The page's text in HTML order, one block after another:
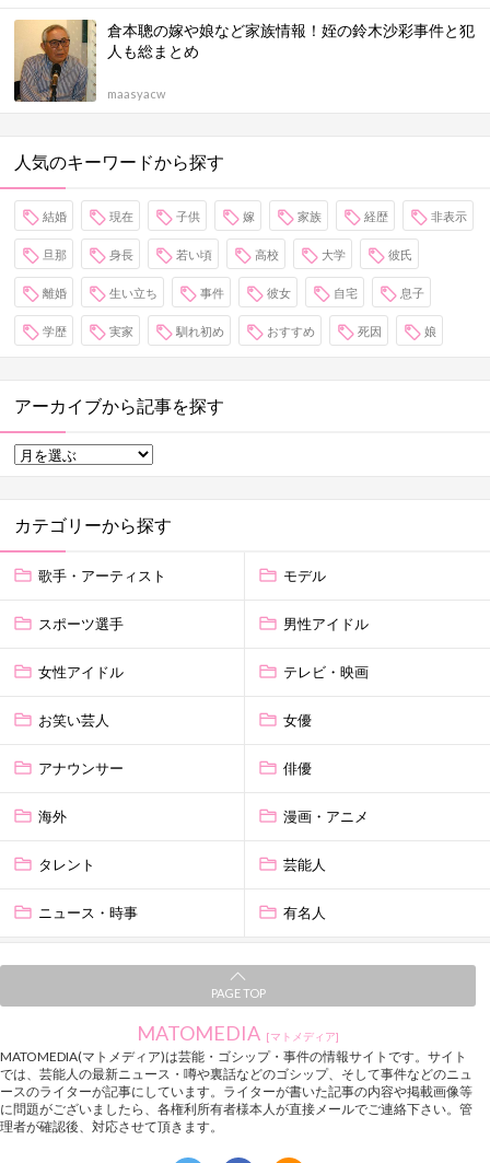
倉本聰の嫁や娘など家族情報！姪の鈴木沙彩事件と犯
人も総まとめ
maasyacw
人気のキーワードから探す
結婚 現在 子供 嫁 家族 経歴 非表示
旦那 身長 若い頃 高校 大学 彼氏
離婚 生い立ち 事件 彼女 自宅 息子
学歴 実家 馴れ初め おすすめ 死因 娘
アーカイブから記事を探す
カテゴリーから探す
歌手・アーティスト モデル
スポーツ選手 男性アイドル
女性アイドル テレビ・映画
お笑い芸人 女優
アナウンサー 俳優
海外 漫画・アニメ
タレント 芸能人
ニュース・時事 有名人
PAGE TOP
MATOMEDIA [マトメディア]
MATOMEDIA(マトメディア)は芸能・ゴシップ・事件の情報サイトです。サイト
では、芸能人の最新ニュース・噂や裏話などのゴシップ、そして事件などのニュ
ースのライターが記事にしています。ライターが書いた記事の内容や掲載画像等
に問題がございましたら、各権利所有者様本人が直接メールでご連絡下さい。管
理者が確認後、対応させて頂きます。